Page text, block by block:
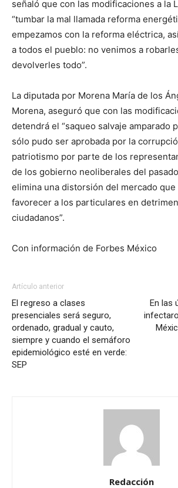
señaló que con las modificaciones a la
“tumbar la mal llamada reforma
empezamos con la reforma eléctrica,
a todos el pueblo: no venimos a
devolverles todo”.
La diputada por Morena María de los
Morena, aseguró que con las
detendrá el “saqueo salvaje amparado
sólo pudo ser aprobada por la
patriotismo por parte de los
de los gobierno neoliberales del
elimina una distorsión del mercado que
favorecer a los particulares en
ciudadanos”.
Con información de Forbes México
Artículo anterior
El regreso a clases
presenciales será seguro,
ordenado, gradual y cauto,
siempre y cuando el semáforo
epidemiológico esté en verde:
SEP
En las
Redacción